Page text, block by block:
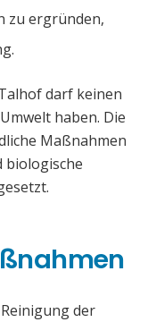
zu ergründen,
darf keinen
haben. Die
Maßnahmen
biologische
der